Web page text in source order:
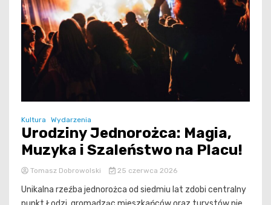
Kultura Wydarzenia
Urodziny Jednorożca: Magia,
Muzyka i Szaleństwo na Placu!
Tomasz Dobrowolski 25 czerwca 2026
Unikalna rzeźba jednorożca od siedmiu lat zdobi centralny